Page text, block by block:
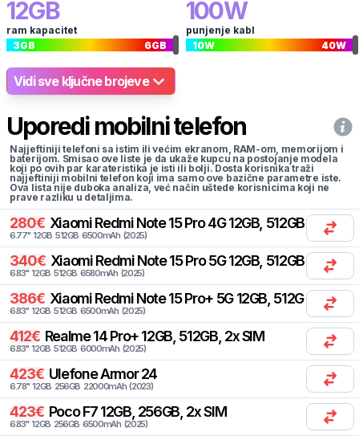
12GB
ram kapacitet
3GB 6GB
100W
punjenje kabl
10W 40W
Vidi sve ključne brojeve
Uporedi mobilni telefon
Najjeftiniji telefoni sa istim ili većim ekranom, RAM-om, memorijom i
baterijom. Smisao ove liste je da ukaže kupcu na postojanje modela
koji po ovih par karateristika je isti ili bolji. Dosta korisnika traži
najjeftiniji mobilni telefon koji ima samo ove bazične parametre iste.
Ova lista nije duboka analiza, već način uštede korisnicima koji ne
prave razliku u detaljima.
280€ Xiaomi Redmi Note 15 Pro 4G 12GB, 512GB, 2x SIM
6.77" 12GB 512GB 6500mAh (2025)
340€ Xiaomi Redmi Note 15 Pro 5G 12GB, 512GB, 2x SIM
6.83" 12GB 512GB 6580mAh (2025)
386€ Xiaomi Redmi Note 15 Pro+ 5G 12GB, 512GB, 2x SIM
6.83" 12GB 512GB 6500mAh (2025)
412€ Realme 14 Pro+ 12GB, 512GB, 2x SIM
6.83" 12GB 512GB 6000mAh (2025)
423€ UlefoneArmor 24
6.78" 12GB 256GB 22000mAh (2023)
423€ Poco F7 12GB, 256GB, 2x SIM
6.83" 12GB 256GB 6500mAh (2025)